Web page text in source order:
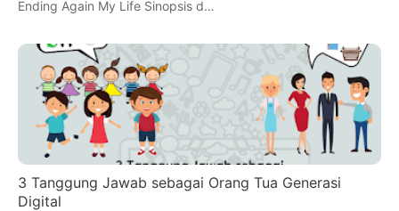
Ending Again My Life Sinopsis d…
3 Tanggung Jawab sebagai Orang Tua Generasi
Digital